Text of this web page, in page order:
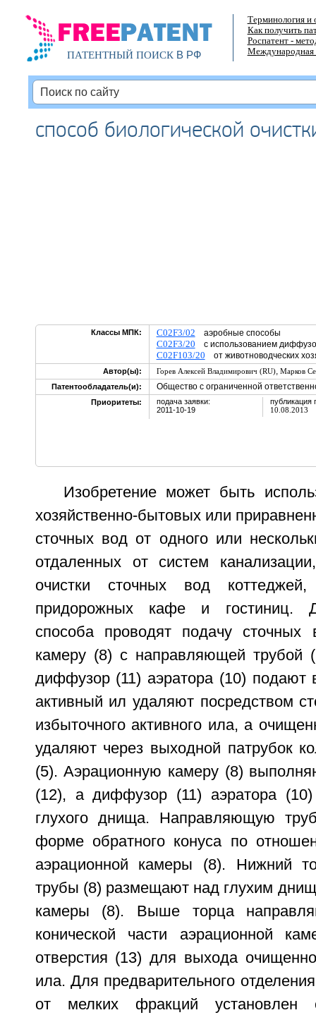
ПАТЕНТНЫЙ ПОИСКВ РФ
Терминология и
Как получить
Роспатент -
Международная
способ биологической
Классы МПК: C02F3/02 аэробные способы
C02F3/20 с использованием
C02F103/20 от животноводческих
Автор(ы): Горев Алексей Владимирович (RU), Марков
Патентообладатель(и):
Общество с ограниченной
Приоритеты:
подача заявки:
2011-10-19
публикация
10.08.2013
Изобретение может быть
хозяйственно-бытовых или
сточных вод от одного или
отдаленных от систем
очистки сточных вод коттеджей,
придорожных кафе и гостиниц.
способа проводят подачу
камеру (8) с направляющей трубой
диффузор (11) аэратора (10) подают
активный ил удаляют посредством
избыточного активного ила, а
удаляют через выходной патрубок
(5). Аэрационную камеру (8)
(12), а диффузор (11) аэратора
глухого днища. Направляющую
форме обратного конуса по
аэрационной камеры (8). Нижний
трубы (8) размещают над глухим
камеры (8). Выше торца
конической части аэрационной
отверстия (13) для выхода
ила. Для предварительного
от мелких фракций установлен